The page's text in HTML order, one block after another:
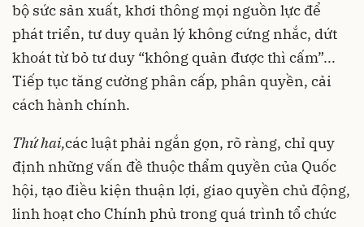
bộ sức sản xuất, khơi thông mọi nguồn lực để
phát triển, tư duy quản lý không cứng nhắc, dứt
khoát từ bỏ tư duy “không quản được thì cấm”...
Tiếp tục tăng cường phân cấp, phân quyền, cải
cách hành chính.
Thứ hai,các luật phải ngắn gọn, rõ ràng, chỉ quy
định những vấn đề thuộc thẩm quyền của Quốc
hội, tạo điều kiện thuận lợi, giao quyền chủ động,
linh hoạt cho Chính phủ trong quá trình tổ chức